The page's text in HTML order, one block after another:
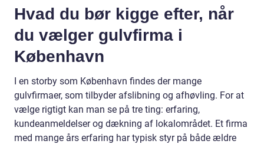
Hvad du bør kigge efter, når
du vælger gulvfirma i
København
I en storby som København findes der mange
gulvfirmaer, som tilbyder afslibning og afhøvling. For at
vælge rigtigt kan man se på tre ting: erfaring,
kundeanmeldelser og dækning af lokalområdet. Et firma
med mange års erfaring har typisk styr på både ældre